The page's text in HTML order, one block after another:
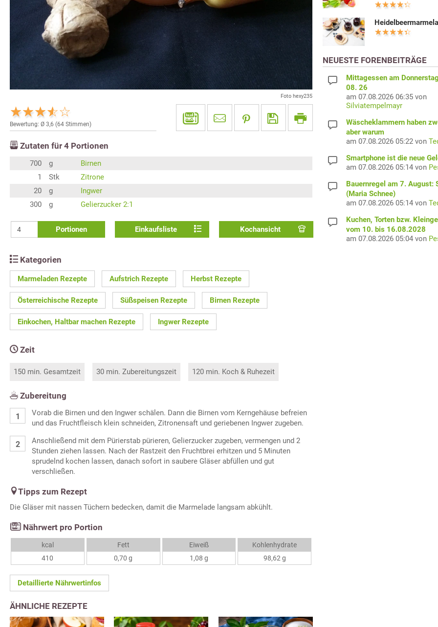
Foto hexy235
Bewertung: Ø 3,6 (64 Stimmen)
Zutaten für 4 Portionen
700 g
Birnen
1
Stk
Zitrone
20
g
Ingwer
300
g Gelierzucker 2:1
Portionen Einkaufsliste Kochansicht
Kategorien
Marmeladen Rezepte Aufstrich Rezepte Herbst Rezepte
Österreichische Rezepte Süßspeisen Rezepte Birnen Rezepte
Einkochen, Haltbar machen Rezepte Ingwer Rezepte
Zeit
150 min. Gesamtzeit 30 min. Zubereitungszeit 120 min. Koch & Ruhezeit
Zubereitung
Vorab die Birnen und den Ingwer schälen. Dann die Birnen vom Kerngehäuse befreien
und das Fruchtfleisch klein schneiden, Zitronensaft und geriebenen Ingwer zugeben.
Anschließend mit dem Pürierstab pürieren, Gelierzucker zugeben, vermengen und 2
Stunden ziehen lassen. Nach der Rastzeit den Fruchtbrei erhitzen und 5 Minuten
sprudelnd kochen lassen, danach sofort in saubere Gläser abfüllen und gut
verschließen.
Tipps zum Rezept
Die Gläser mit nassen Tüchern bedecken, damit die Marmelade langsam abkühlt.
Nährwert pro Portion
kcal
410
Fett
0,70 g
Eiweiß
1,08 g
Kohlenhydrate
98,62 g
Detaillierte Nährwertinfos
ÄHNLICHE REZEPTE
NEUESTE FORENBEITRÄGE
Mittagessen am
08. 26
am 07.08.2026 06:35 von
Silviatempelmayr
Wäscheklammern haben
aber warum
am 07.08.2026 05:22 von
Smartphone ist die neue
am 07.08.2026 05:14 von
Bauernregel am 7. August:
(Maria Schnee)
am 07.08.2026 05:14 von
Kuchen, Torten bzw.
vom 10. bis 16.08.2028
am 07.08.2026 05:04 von